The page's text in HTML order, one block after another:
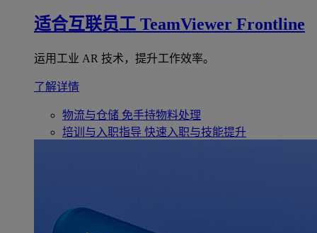
适合互联员工 TeamViewer Frontline
运用工业 AR 技术，提升工作效率。
了解详情
物流与仓储 免手持物料处理
培训与入职指导 快速入职与技能提升